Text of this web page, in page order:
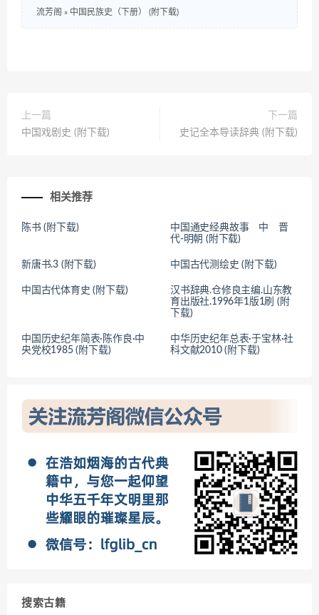
流芳阁 » 中国民族史（下册） (附下载)
上一篇
中国戏剧史 (附下载)
下一篇
史记全本导读辞典 (附下载)
相关推荐
陈书 (附下载)
中国通史经典故事 中 晋
代-明朝 (附下载)
新唐书.3 (附下载) 中国古代测绘史 (附下载)
中国古代体育史 (附下载)
汉书辞典.仓修良主编.山东教
育出版社.1996年1版1刷 (附
下载)
中国历史纪年简表·陈作良·中
央党校1985 (附下载)
中华历史纪年总表·于宝林·社
科文献2010 (附下载)
搜索古籍